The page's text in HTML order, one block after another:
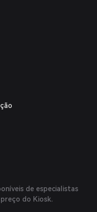
de especialistas
do Kiosk.